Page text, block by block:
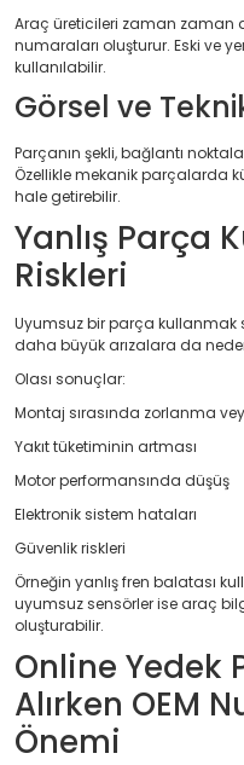
Araç üreticileri zaman zaman
numaraları oluşturur. Eski ve
kullanılabilir.
Görsel ve
Parçanın şekli, bağlantı
Özellikle mekanik parçalarda
hale getirebilir.
Yanlış Parça
Riskleri
Uyumsuz bir parça kullanmak
daha büyük arızalara da
Olası sonuçlar:
Montaj sırasında zorlanma
Yakıt tüketiminin artması
Motor performansında düşüş
Elektronik sistem hataları
Güvenlik riskleri
Örneğin yanlış fren balatası
uyumsuz sensörler ise araç
oluşturabilir.
Online Yedek
Alırken OEM
Önemi